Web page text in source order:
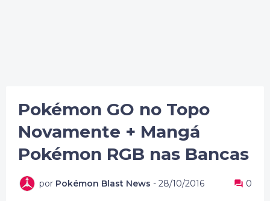
Pokémon GO no Topo
Novamente + Mangá
Pokémon RGB nas Bancas
por Pokémon Blast News - 28/10/2016 0